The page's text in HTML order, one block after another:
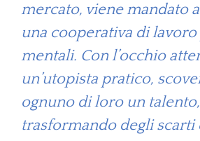
mercato, viene mandato
una cooperativa di
mentali. Con l’occhio
un’utopista pratico,
ognuno di loro un talento,
trasformando degli scarti